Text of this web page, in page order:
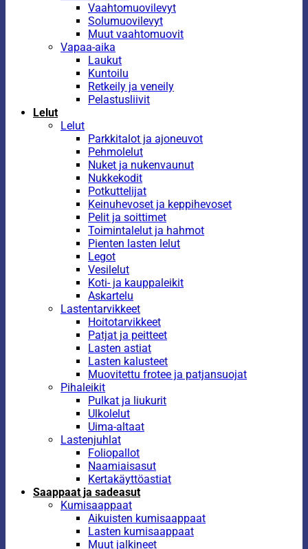
Vaahtomuovilevyt
Solumuovilevyt
Muut vaahtomuovit
Vapaa-aika
Laukut
Kuntoilu
Retkeily ja veneily
Pelastusliivit
Lelut
Lelut
Parkkitalot ja ajoneuvot
Pehmolelut
Nuket ja nukenvaunut
Nukkekodit
Potkuttelijat
Keinuhevoset ja keppihevoset
Pelit ja soittimet
Toimintalelut ja hahmot
Pienten lasten lelut
Legot
Vesilelut
Koti- ja kauppaleikit
Askartelu
Lastentarvikkeet
Hoitotarvikkeet
Patjat ja peitteet
Lasten astiat
Lasten kalusteet
Muovitettu frotee ja patjansuojat
Pihaleikit
Pulkat ja liukurit
Ulkolelut
Uima-altaat
Lastenjuhlat
Foliopallot
Naamiaisasut
Kertakäyttöastiat
Saappaat ja sadeasut
Kumisaappaat
Aikuisten kumisaappaat
Lasten kumisaappaat
Muut jalkineet